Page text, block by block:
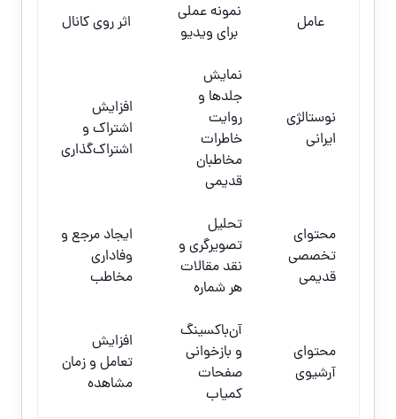
عامل
نمونه عملی
برای ویدیو
اثر روی کانال
نوستالژی
ایرانی
نمایش
جلدها و
روایت
خاطرات
مخاطبان
قدیمی
افزایش
اشتراک و
اشتراک‌گذاری
محتوای
تخصصی
قدیمی
تحلیل
تصویرگری و
نقد مقالات
هر شماره
ایجاد مرجع و
وفاداری
مخاطب
محتوای
آرشیوی
آن‌باکسینگ
و بازخوانی
صفحات
کمیاب
افزایش
تعامل و زمان
مشاهده